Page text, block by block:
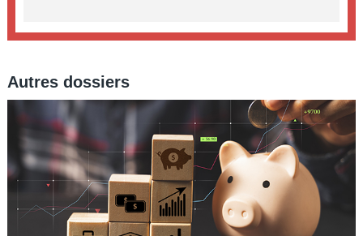
Autres dossiers